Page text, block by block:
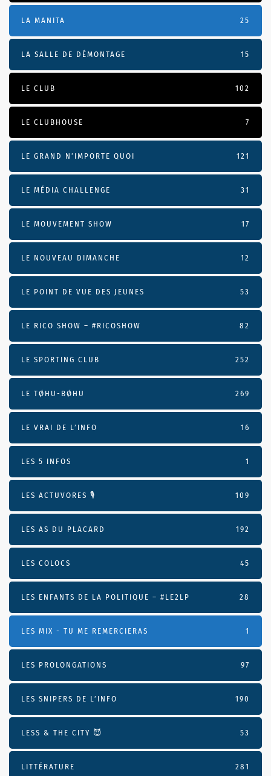
LA MANITA 25
LA SALLE DE DÉMONTAGE 15
LE CLUB 102
LE CLUBHOUSE 7
LE GRAND N’IMPORTE QUOI 121
LE MÉDIA CHALLENGE 31
LE MOUVEMENT SHOW 17
LE NOUVEAU DIMANCHE 12
LE POINT DE VUE DES JEUNES 53
LE RICO SHOW – #RICOSHOW 82
LE SPORTING CLUB 252
LE TØHU-BØHU 269
LE VRAI DE L’INFO 16
LES 5 INFOS 1
LES ACTUVORES 🎙 109
LES AS DU PLACARD 192
LES COLOCS 45
LES ENFANTS DE LA POLITIQUE – #LE2LP 28
LES MIX - TU ME REMERCIERAS 1
LES PROLONGATIONS 97
LES SNIPERS DE L’INFO 190
LESS & THE CITY 😈 53
LITTÉRATURE 281